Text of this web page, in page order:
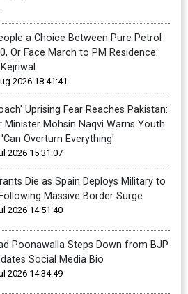
a Choice Between Pure Petrol
Or Face March to PM Residence:
2026 18:41:41
Uprising Fear Reaches Pakistan:
Minister Mohsin Naqvi Warns Youth
Overturn Everything'
2026 15:31:07
Die as Spain Deploys Military to
Massive Border Surge
2026 14:51:40
Poonawalla Steps Down from BJP
Social Media Bio
2026 14:34:49